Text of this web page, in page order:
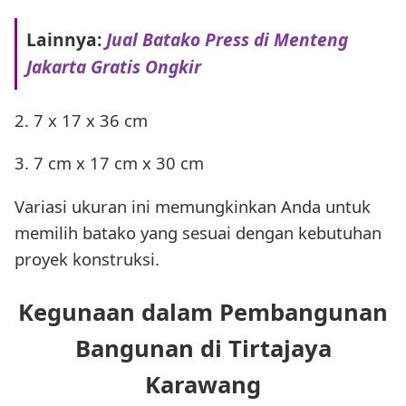
Lainnya:Jual Batako Press di Menteng
Jakarta Gratis Ongkir
2. 7 x 17 x 36 cm
3. 7 cm x 17 cm x 30 cm
Variasi ukuran ini memungkinkan Anda untuk
memilih batako yang sesuai dengan kebutuhan
proyek konstruksi.
Kegunaan dalam Pembangunan
Bangunan di Tirtajaya
Karawang